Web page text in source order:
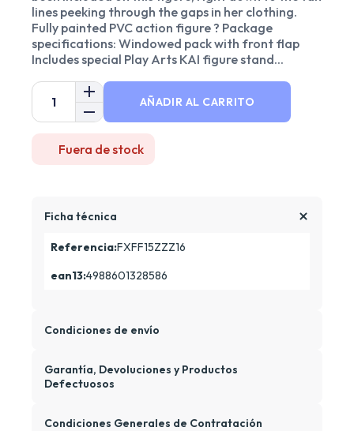
lines peeking through the gaps in her clothing.
Fully painted PVC action figure ? Package
specifications: Windowed pack with front flap
Includes special Play Arts KAI figure stand...
AÑADIR AL CARRITO
Fuera de stock
Ficha técnica
Referencia:FXFF15ZZZ16
ean13:4988601328586
Condiciones de envío
Garantía, Devoluciones y Productos
Defectuosos
Condiciones Generales de Contratación